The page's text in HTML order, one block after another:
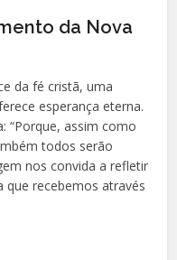
da Nova
da fé cristã, uma
esperança eterna.
“Porque, assim como
todos serão
nos convida a refletir
que recebemos através